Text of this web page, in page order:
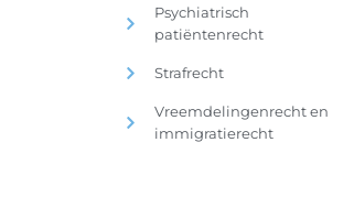
Psychiatrisch
patiëntenrecht
Strafrecht
Vreemdelingenrecht en
immigratierecht